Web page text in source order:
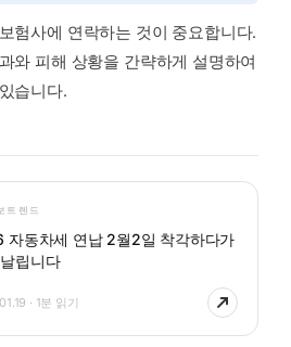
험사에 연락하는 것이 중요합니다.
와 피해 상황을 간략하게 설명하여
습니다.
트렌드
자동차세 연납 2월2일 착각하다가
립니다
· 1분 읽기